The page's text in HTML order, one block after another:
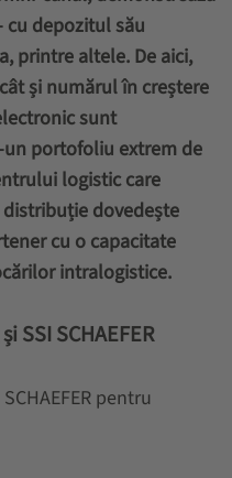
cu depozitul său
printre altele. De aici,
și numărul în creștere
sunt
portofoliu extrem de
logistic care
dovedește
cu o capacitate
intralogistice.
SSI SCHAEFER
pentru